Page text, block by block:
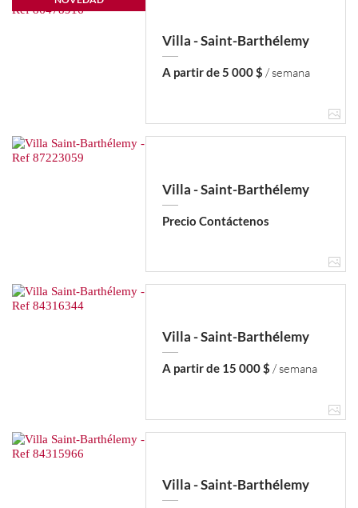
Villa - Saint-Barthélemy
A partir de 5 000 $ / semana
Villa - Saint-Barthélemy
Precio Contáctenos
Villa - Saint-Barthélemy
A partir de 15 000 $ / semana
Villa - Saint-Barthélemy